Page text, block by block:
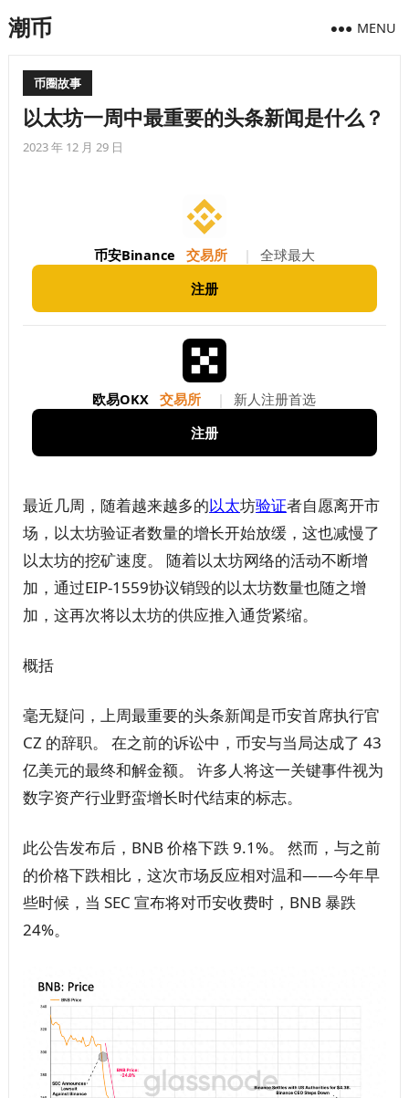
潮币 MENU
币圈故事
以太坊一周中最重要的头条新闻是什么？
2023 年 12 月 29 日
币安Binance 交易所 |
全球最大
注册
欧易OKX 交易所 |
新人注册首选
注册
最近几周，随着越来越多的以太坊验证者自愿离开市
场，以太坊验证者数量的增长开始放缓，这也减慢了
以太坊的挖矿速度。 随着以太坊网络的活动不断增
加，通过EIP-1559协议销毁的以太坊数量也随之增
加，这再次将以太坊的供应推入通货紧缩。
概括
毫无疑问，上周最重要的头条新闻是币安首席执行官
CZ 的辞职。 在之前的诉讼中，币安与当局达成了 43
亿美元的最终和解金额。 许多人将这一关键事件视为
数字资产行业野蛮增长时代结束的标志。
此公告发布后，BNB 价格下跌 9.1%。 然而，与之前
的价格下跌相比，这次市场反应相对温和——今年早
些时候，当 SEC 宣布将对币安收费时，BNB 暴跌
24%。